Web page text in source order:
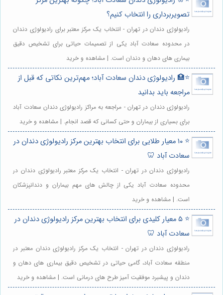
تصویربرداری را انتخاب کنیم؟
رادیولوژی دندان در تهران - انتخاب یک مرکز معتبر برای رادیولوژی دندان
در محدوده سعادت آباد یکی از تصمیمات حیاتی برای تشخیص دقیق
بیماری های دهان و دندان است. | مشاهده و خرید
⭐️🏥 رادیولوژی دندان سعادت آباد؛ مهم‌ترین نکاتی که قبل از
مراجعه باید بدانید
رادیولوژی دندان در تهران - مراجعه به مراکز رادیولوژی دندان سعادت آباد
برای بسیاری از بیماران و حتی کسانی که قصد انجام. | مشاهده و خرید
⭐️ ۱۰ معیار طلایی برای انتخاب بهترین مرکز رادیولوژی دندان در
سعادت آباد 🦷
رادیولوژی دندان در تهران - انتخاب یک مرکز معتبر رادیولوژی دندان در
محدوده سعادت آباد یکی از چالش های مهم بیماران و دندانپزشکان
است. | مشاهده و خرید
⭐️ ۵ معیار کلیدی برای انتخاب بهترین مرکز رادیولوژی دندان در
سعادت آباد 🦷
رادیولوژی دندان در تهران - انتخاب یک مرکز رادیولوژی دندان معتبر در
منطقه سعادت آباد، گامی حیاتی در تشخیص دقیق بیماری های دهان و
دندان و پیشبرد موفقیت آمیز طرح های درمانی است. | مشاهده و خرید